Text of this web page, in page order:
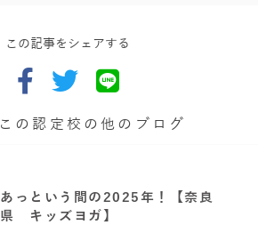
この記事をシェアする
この認定校の他のブログ
あっという間の2025年！【奈良
県 キッズヨガ】